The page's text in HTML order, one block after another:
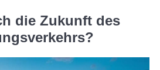
die Zukunft des